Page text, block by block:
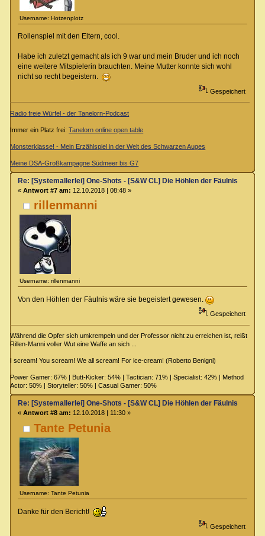
Username: Hotzenplotz
Rollenspiel mit den Eltern, cool.
Habe ich zuletzt gemacht als ich 9 war und mein Bruder und ich noch
eine weitere Mitspielerin brauchten. Meine Mutter konnte sich wohl
nicht so recht begeistern.
Gespeichert
Radio freie Würfel - der Tanelorn-Podcast
Immer ein Platz frei:Tanelorn online open table
Monsterklasse! - Mein Erzählspiel in der Welt des Schwarzen Auges
Meine DSA-Großkampagne Südmeer bis G7
rillenmanni
Username: rillenmanni
Re: [Systemallerlei] One-Shots - [S&W CL] Die Höhlen der Fäulnis
« Antwort #7 am: 12.10.2018 | 08:48 »
Von den Höhlen der Fäulnis wäre sie begeistert gewesen.
Gespeichert
Während die Opfer sich umkrempeln und der Professor nicht zu erreichen ist, reißt
Rillen-Manni voller Wut eine Waffe an sich ...
I scream! You scream! We all scream! For ice-cream! (Roberto Benigni)
Power Gamer: 67% | Butt-Kicker: 54% | Tactician: 71% | Specialist: 42% | Method
Actor: 50% | Storyteller: 50% | Casual Gamer: 50%
Tante Petunia
Username: Tante Petunia
Re: [Systemallerlei] One-Shots - [S&W CL] Die Höhlen der Fäulnis
« Antwort #8 am: 12.10.2018 | 11:30 »
Danke für den Bericht!
Gespeichert